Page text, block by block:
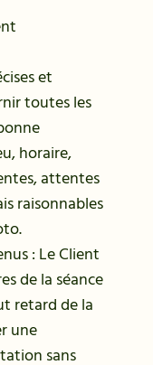
et
toutes les
horaire,
attentes
raisonnables
: Le Client
de la séance
retard de la
une
sans